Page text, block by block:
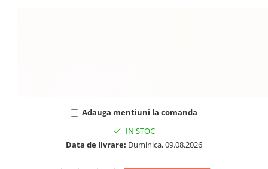
Adauga mentiuni la comanda
IN STOC
Data de livrare: Duminica, 09.08.2026